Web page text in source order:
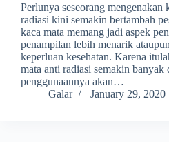
Perlunya seseorang mengenakan
radiasi kini semakin bertambah
kaca mata memang jadi aspek
penampilan lebih menarik
keperluan kesehatan. Karena
mata anti radiasi semakin banyak
penggunaannya akan…
Galar
January 29, 2020